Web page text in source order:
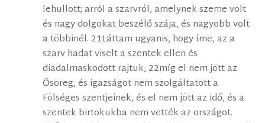
lehullott; arról a szarvról, amelynek szeme volt
és nagy dolgokat beszélő szája, és nagyobb volt
a többinél. 21Láttam ugyanis, hogy íme, az a
szarv hadat viselt a szentek ellen és
diadalmaskodott rajtuk, 22míg el nem jött az
Ősöreg, és igazságot nem szolgáltatott a
Fölséges szentjeinek, és el nem jött az idő, és a
szentek birtokukba nem vették az országot.